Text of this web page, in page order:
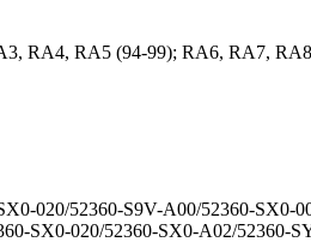
RA4, RA5 (94-99); RA6, RA7,
020/52360-S9V-A00/52360-
SX0-020/52360-SX0-A02/52360-